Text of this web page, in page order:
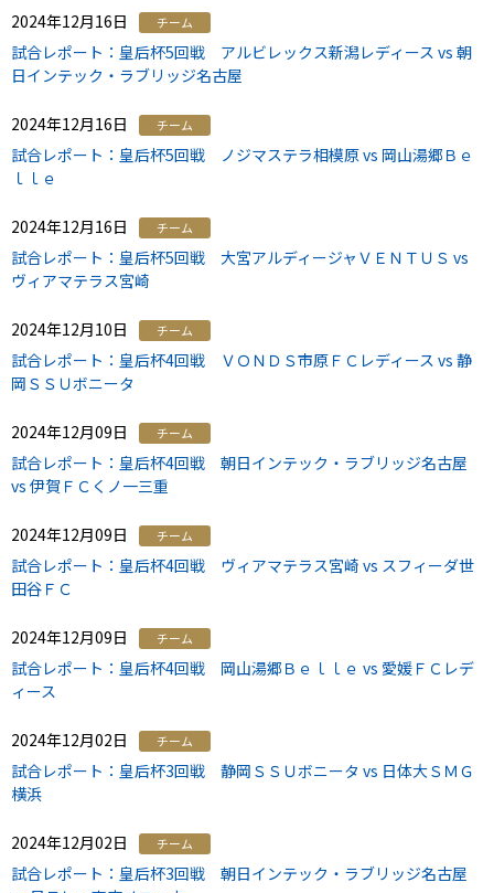
2024年12月16日 チーム
試合レポート：皇后杯5回戦 アルビレックス新潟レディース vs 朝
日インテック・ラブリッジ名古屋
2024年12月16日 チーム
試合レポート：皇后杯5回戦 ノジマステラ相模原 vs 岡山湯郷Ｂｅ
ｌｌｅ
2024年12月16日 チーム
試合レポート：皇后杯5回戦 大宮アルディージャＶＥＮＴＵＳ vs
ヴィアマテラス宮崎
2024年12月10日 チーム
試合レポート：皇后杯4回戦 ＶＯＮＤＳ市原ＦＣレディース vs 静
岡ＳＳＵボニータ
2024年12月09日 チーム
試合レポート：皇后杯4回戦 朝日インテック・ラブリッジ名古屋
vs 伊賀ＦＣくノ一三重
2024年12月09日 チーム
試合レポート：皇后杯4回戦 ヴィアマテラス宮崎 vs スフィーダ世
田谷ＦＣ
2024年12月09日 チーム
試合レポート：皇后杯4回戦 岡山湯郷Ｂｅｌｌｅ vs 愛媛ＦＣレデ
ィース
2024年12月02日 チーム
試合レポート：皇后杯3回戦 静岡ＳＳＵボニータ vs 日体大ＳＭＧ
横浜
2024年12月02日 チーム
試合レポート：皇后杯3回戦 朝日インテック・ラブリッジ名古屋